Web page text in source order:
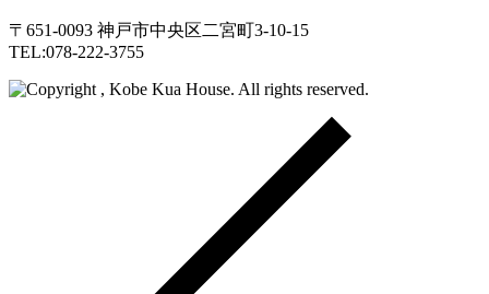
〒651-0093 神戸市中央区二宮町3-10-15
TEL:078-222-3755